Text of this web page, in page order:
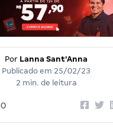
Por Lanna Sant'Anna
Publicado em 25/02/23
2 min. de leitura
0